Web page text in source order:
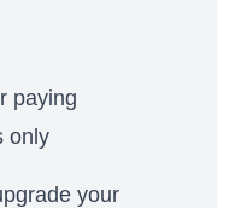
paying
only
your